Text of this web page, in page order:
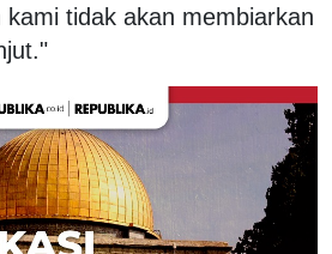
tidak akan membiarkan